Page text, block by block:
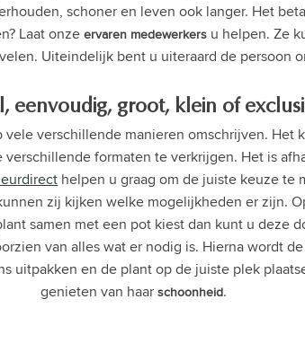
schoner en leven ook langer. Het
Laat onzeervaren medewerkers u helpen. Ze
Uiteindelijk bent u uiteraard de persoon
eenvoudig, groot, klein of
verschillende manieren omschrijven. Het
formaten te verkrijgen. Het is
helpen u graag om de juiste keuze te
zij kijken welke mogelijkheden er zijn.
samen met een pot kiest dan kunt u deze
van alles wat er nodig is. Hierna wordt
uitpakken en de plant op de juiste plek
genieten van haarschoonheid.